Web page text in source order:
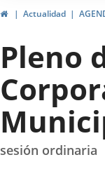
de
HomeActualidad
Pleno
sesión ordinaria